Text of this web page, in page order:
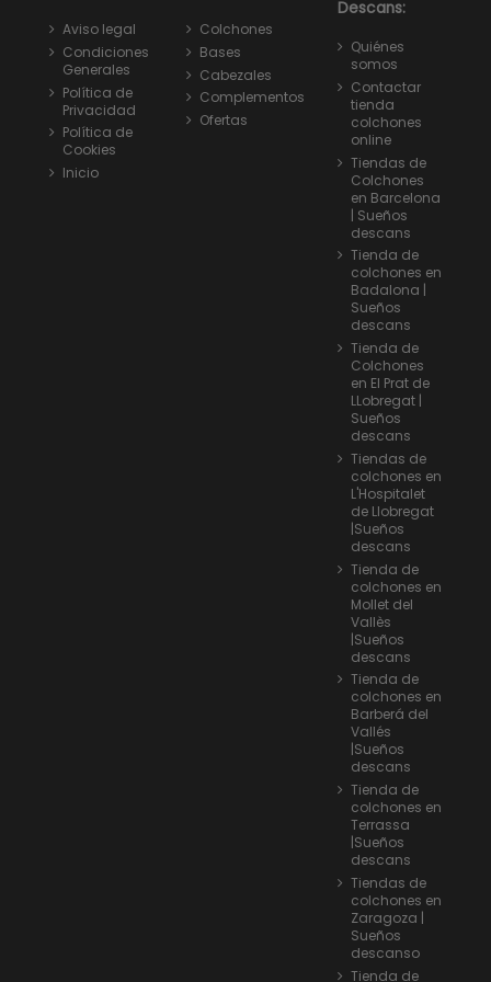
Aviso legal
Condiciones
Generales
Política de
Privacidad
Política de
Cookies
Inicio
Colchones
Bases
Cabezales
Complementos
Ofertas
Descans:
Quiénes
somos
Contactar
tienda
colchones
online
Tiendas de
Colchones
en Barcelona
| Sueños
descans
Tienda de
colchones en
Badalona |
Sueños
descans
Tienda de
Colchones
en El Prat de
LLobregat |
Sueños
descans
Tiendas de
colchones en
L'Hospitalet
de Llobregat
|Sueños
descans
Tienda de
colchones en
Mollet del
Vallès
|Sueños
descans
Tienda de
colchones en
Barberá del
Vallés
|Sueños
descans
Tienda de
colchones en
Terrassa
|Sueños
descans
Tiendas de
colchones en
Zaragoza |
Sueños
descanso
Tienda de